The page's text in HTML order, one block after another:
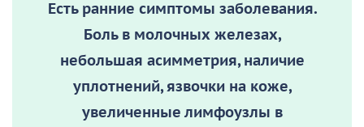
Есть ранние симптомы заболевания.
Боль в молочных железах,
небольшая асимметрия, наличие
уплотнений, язвочки на коже,
увеличенные лимфоузлы в